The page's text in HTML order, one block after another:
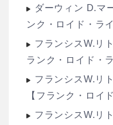
ダーウィン D.マ
ンク・ロイド・ライ
フランシスW.リ
ランク・ロイド・
フランシスW.リ
【フランク・ロイ
フランシスW.リ